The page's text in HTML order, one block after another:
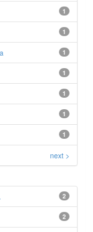
1
1
1
1
1
1
1
next >
2
2